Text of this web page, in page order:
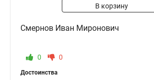
В корзину
Смернов Иван Миронович
0 0
Достоинства